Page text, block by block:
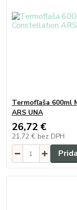
Termofľaša
ARS UNA
26,72 €
21,72 € bez DPH